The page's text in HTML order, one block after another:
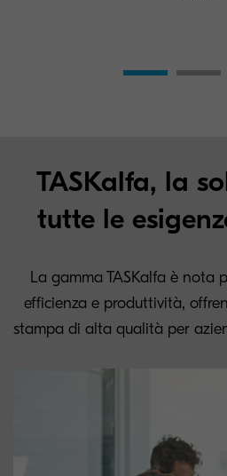
TASKalfa, la
tutte le
La gamma TASKalfa è nota
efficienza e produttività,
stampa di alta qualità per